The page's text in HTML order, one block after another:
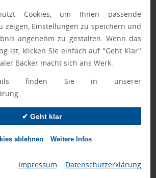
Cookies, um Ihnen passende
zeigen, Einstellungen zu speichern und
angenehm zu gestalten. Wenn das
ist, klicken Sie einfach auf "Geht Klar"
Bäcker macht sich ans Werk.
finden Sie in unserer
✔ Geht klar
ablehnen Weitere Infos
Impressum Datenschutzerklärung
Donnerstag, 13.08.
ab 7 Stück